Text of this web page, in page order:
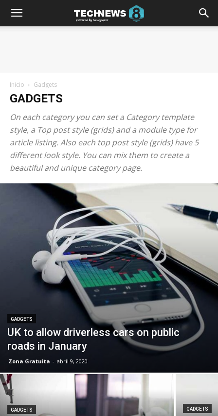
Inicio Gadgets
GADGETS
On each category you can set a Category template
style, a Top post style (grids) and a module type for
article listing. Also each top post style (grids) have 5
different look style. You can mix them to create a
beautiful and unique category page.
GADGETS
UK to allow driverless cars on public
roads in January
Zona Gratuita - abril 9, 2020
GADGETS GADGETS